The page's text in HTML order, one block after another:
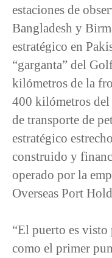
estaciones de
Bangladesh y
estratégico en
“garganta” del
kilómetros de la
400 kilómetros
de transporte de
estratégico
construido y
operado por la
Overseas Port
“El puerto es visto
como el primer